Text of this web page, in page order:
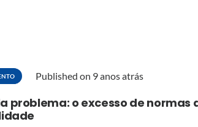
Published on 9 anos atrás
problema: o excesso de